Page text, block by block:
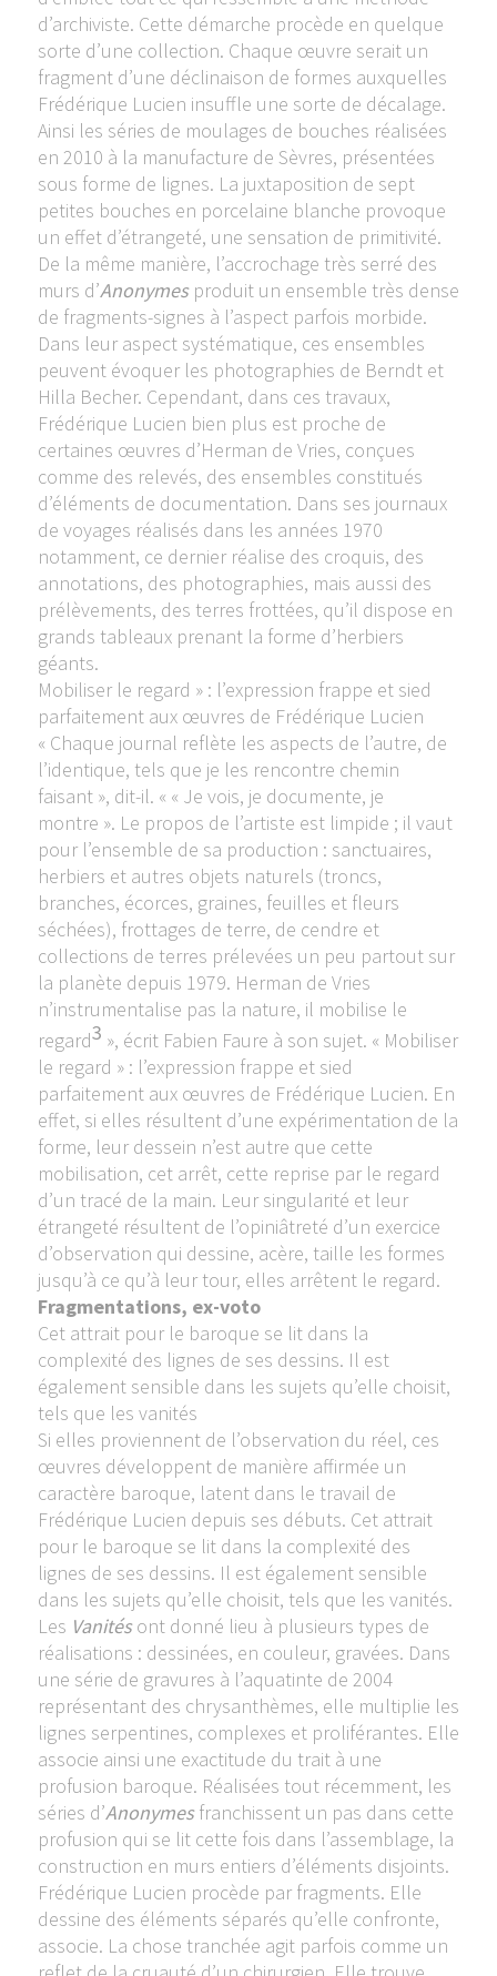
d’archiviste. Cette démarche procède en quelque
sorte d’une collection. Chaque œuvre serait un
fragment d’une déclinaison de formes auxquelles
Frédérique Lucien insuffle une sorte de décalage.
Ainsi les séries de moulages de bouches réalisées
en 2010 à la manufacture de Sèvres, présentées
sous forme de lignes. La juxtaposition de sept
petites bouches en porcelaine blanche provoque
un effet d’étrangeté, une sensation de primitivité.
De la même manière, l’accrochage très serré des
murs d’Anonymesproduit un ensemble très dense
de fragments-signes à l’aspect parfois morbide.
Dans leur aspect systématique, ces ensembles
peuvent évoquer les photographies de Berndt et
Hilla Becher. Cependant, dans ces travaux,
Frédérique Lucien bien plus est proche de
certaines œuvres d’Herman de Vries, conçues
comme des relevés, des ensembles constitués
d’éléments de documentation. Dans ses journaux
de voyages réalisés dans les années 1970
notamment, ce dernier réalise des croquis, des
annotations, des photographies, mais aussi des
prélèvements, des terres frottées, qu’il dispose en
grands tableaux prenant la forme d’herbiers
géants.
Mobiliser le regard » : l’expression frappe et sied
parfaitement aux œuvres de Frédérique Lucien
« Chaque journal reflète les aspects de l’autre, de
l’identique, tels que je les rencontre chemin
faisant », dit-il. « « Je vois, je documente, je
montre ». Le propos de l’artiste est limpide ; il vaut
pour l’ensemble de sa production : sanctuaires,
herbiers et autres objets naturels (troncs,
branches, écorces, graines, feuilles et fleurs
séchées), frottages de terre, de cendre et
collections de terres prélevées un peu partout sur
la planète depuis 1979. Herman de Vries
n’instrumentalise pas la nature, il mobilise le
regard3 », écrit Fabien Faure à son sujet. « Mobiliser
le regard » : l’expression frappe et sied
parfaitement aux œuvres de Frédérique Lucien. En
effet, si elles résultent d’une expérimentation de la
forme, leur dessein n’est autre que cette
mobilisation, cet arrêt, cette reprise par le regard
d’un tracé de la main. Leur singularité et leur
étrangeté résultent de l’opiniâtreté d’un exercice
d’observation qui dessine, acère, taille les formes
jusqu’à ce qu’à leur tour, elles arrêtent le regard.
Fragmentations, ex-voto
Cet attrait pour le baroque se lit dans la
complexité des lignes de ses dessins. Il est
également sensible dans les sujets qu’elle choisit,
tels que les vanités
Si elles proviennent de l’observation du réel, ces
œuvres développent de manière affirmée un
caractère baroque, latent dans le travail de
Frédérique Lucien depuis ses débuts. Cet attrait
pour le baroque se lit dans la complexité des
lignes de ses dessins. Il est également sensible
dans les sujets qu’elle choisit, tels que les vanités.
Les Vanitésont donné lieu à plusieurs types de
réalisations : dessinées, en couleur, gravées. Dans
une série de gravures à l’aquatinte de 2004
représentant des chrysanthèmes, elle multiplie les
lignes serpentines, complexes et proliférantes. Elle
associe ainsi une exactitude du trait à une
profusion baroque. Réalisées tout récemment, les
séries d’Anonymesfranchissent un pas dans cette
profusion qui se lit cette fois dans l’assemblage, la
construction en murs entiers d’éléments disjoints.
Frédérique Lucien procède par fragments. Elle
dessine des éléments séparés qu’elle confronte,
associe. La chose tranchée agit parfois comme un